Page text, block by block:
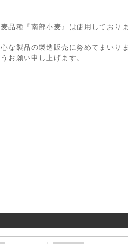
品種『南部小麦』は使用しておりま
な製品の製造販売に努めてまいりま
お願い申し上げます。